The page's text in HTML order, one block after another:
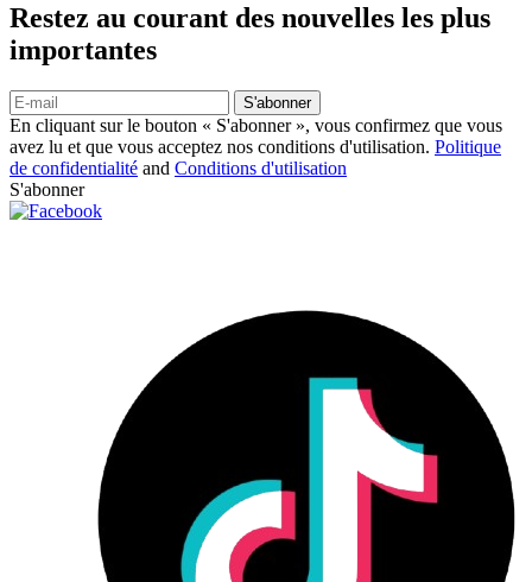
Restez au courant des nouvelles les plus
importantes
S'abonner
En cliquant sur le bouton « S'abonner », vous confirmez que vous
avez lu et que vous acceptez nos conditions d'utilisation. Politique
de confidentialité and Conditions d'utilisation
S'abonner